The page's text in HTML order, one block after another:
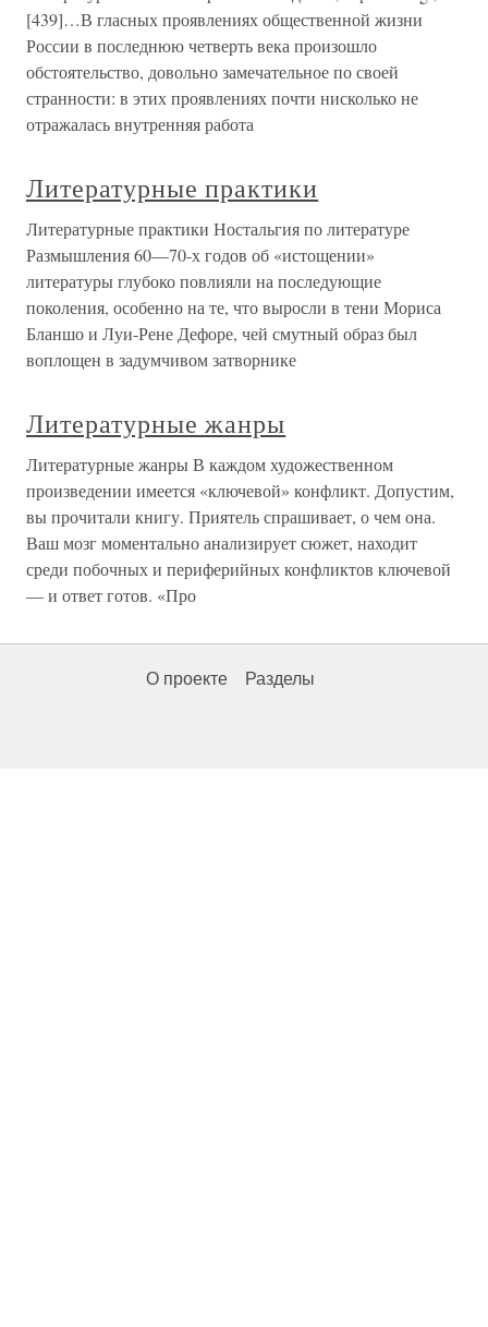
[439]…В гласных проявлениях общественной жизни
России в последнюю четверть века произошло
обстоятельство, довольно замечательное по своей
странности: в этих проявлениях почти нисколько не
отражалась внутренняя работа
Литературные практики
Литературные практики Ностальгия по литературе
Размышления 60—70-х годов об «истощении»
литературы глубоко повлияли на последующие
поколения, особенно на те, что выросли в тени Мориса
Бланшо и Луи-Рене Дефоре, чей смутный образ был
воплощен в задумчивом затворнике
Литературные жанры
Литературные жанры В каждом художественном
произведении имеется «ключевой» конфликт. Допустим,
вы прочитали книгу. Приятель спрашивает, о чем она.
Ваш мозг моментально анализирует сюжет, находит
среди побочных и периферийных конфликтов ключевой
— и ответ готов. «Про
О проекте Разделы